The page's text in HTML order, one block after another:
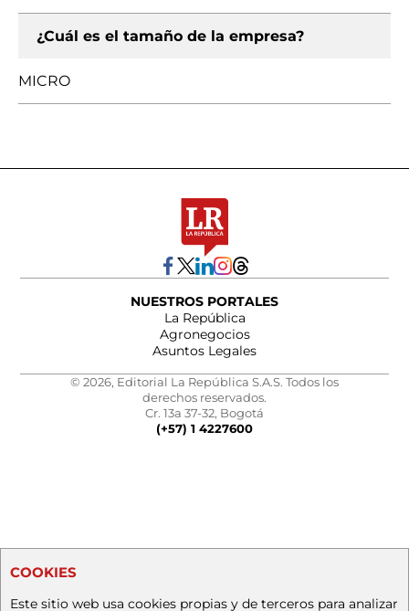
¿Cuál es el tamaño de la empresa?
MICRO
NUESTROS PORTALES
La República
Agronegocios
Asuntos Legales
© 2026, Editorial La República S.A.S. Todos los
derechos reservados.
Cr. 13a 37-32, Bogotá
(+57) 1 4227600
COOKIES
Este sitio web usa cookies propias y de terceros para analizar